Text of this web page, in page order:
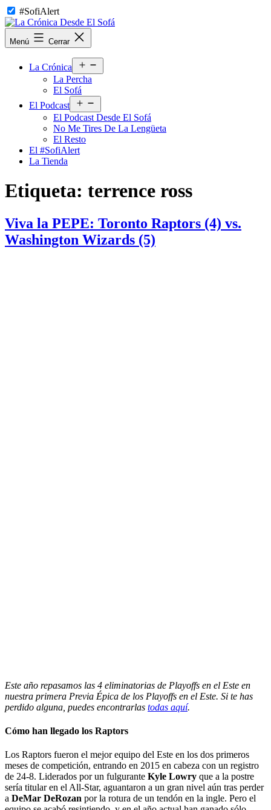
Saltar
al
contenido
#SofiAlert
La
Crónica
Menú Cerrar
La Crónica
el
La Percha
El Sofá
El Podcast
el
menú
El Podcast Desde El Sofá
No Me Tires De La Lengüeta
El Resto
El #SofiAlert
La Tienda
Etiqueta: terrence ross
Viva la PEPE: Toronto Raptors (4) vs.
Washington Wizards (5)
Este año repasamos las 4 eliminatorias de Playoffs en el Este en
nuestra primera Previa Épica de los Playoffs en el Este. Si te has
perdido alguna, puedes encontrarlas todas aquí.
Cómo han llegado los Raptors
Los Raptors fueron el mejor equipo del Este en los dos primeros
meses de competición, entrando en 2015 en cabeza con un registro
de 24-8. Liderados por un fulgurante Kyle Lowry que a la postre
sería titular en el All-Star, aguantaron a un gran nivel aún tras perder
a DeMar DeRozan por la rotura de un tendón en la ingle. Pero el